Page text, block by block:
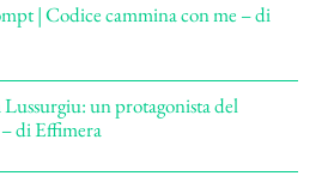
| Codice cammina con me – di
Lussurgiu: un protagonista del
di Effimera